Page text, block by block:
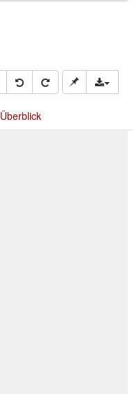
Überblick